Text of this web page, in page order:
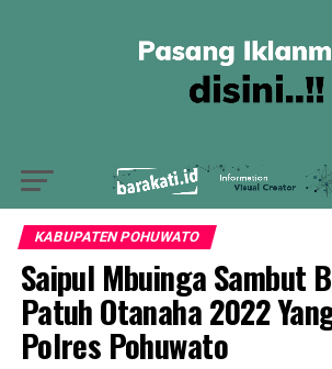
KABUPATEN POHUWATO
Saipul Mbuinga Sambut
Patuh Otanaha 2022
Polres Pohuwato